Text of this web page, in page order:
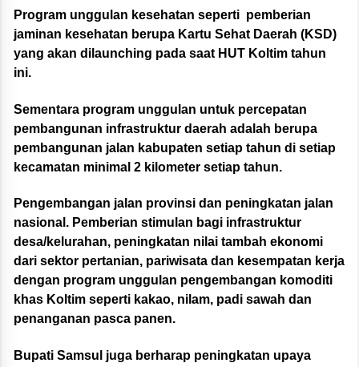
Program unggulan kesehatan seperti pemberian
jaminan kesehatan berupa Kartu Sehat Daerah (KSD)
yang akan dilaunching pada saat HUT Koltim tahun
ini.
Sementara program unggulan untuk percepatan
pembangunan infrastruktur daerah adalah berupa
pembangunan jalan kabupaten setiap tahun di setiap
kecamatan minimal 2 kilometer setiap tahun.
Pengembangan jalan provinsi dan peningkatan jalan
nasional. Pemberian stimulan bagi infrastruktur
desa/kelurahan, peningkatan nilai tambah ekonomi
dari sektor pertanian, pariwisata dan kesempatan kerja
dengan program unggulan pengembangan komoditi
khas Koltim seperti kakao, nilam, padi sawah dan
penanganan pasca panen.
Bupati Samsul juga berharap peningkatan upaya